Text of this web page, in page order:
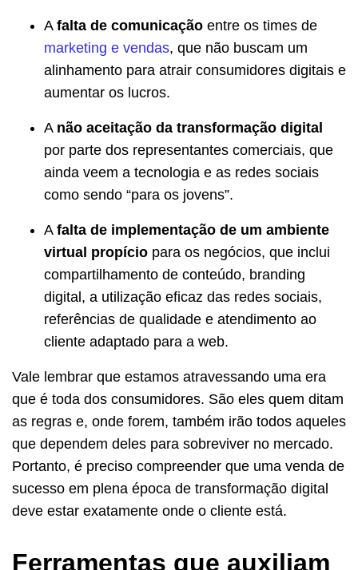
A falta de comunicação entre os times de
marketing e vendas, que não buscam um
alinhamento para atrair consumidores digitais e
aumentar os lucros.
A não aceitação da transformação digital
por parte dos representantes comerciais, que
ainda veem a tecnologia e as redes sociais
como sendo “para os jovens”.
A falta de implementação de um ambiente
virtual propício para os negócios, que inclui
compartilhamento de conteúdo, branding
digital, a utilização eficaz das redes sociais,
referências de qualidade e atendimento ao
cliente adaptado para a web.
Vale lembrar que estamos atravessando uma era
que é toda dos consumidores. São eles quem ditam
as regras e, onde forem, também irão todos aqueles
que dependem deles para sobreviver no mercado.
Portanto, é preciso compreender que uma venda de
sucesso em plena época de transformação digital
deve estar exatamente onde o cliente está.
Ferramentas que auxiliam